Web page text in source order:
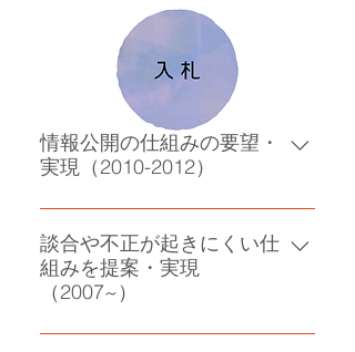
前に、住民の要望を受け商業地域
の高さ規制を粘り強く提案し、市
内全域の高さ規制の見直しを実現
(当該地は奈良市側と同じ高さ)
情報公開の仕組みの要望・
実現（2010-2012）
窓口での紙面閲覧から、市民がチ
ェックできる仕組みと情報公開を
要望。ホームページにて、入札結
果の公表・業者名・ランク公開が
談合や不正が起きにくい仕
組みを提案・実現
（2007~）
随意契約の結果公開の要望と実現